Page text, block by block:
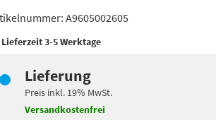
A9605002605
Lieferzeit3-5 Werktage
Lieferung
Preis inkl. 19% MwSt.
Versandkostenfrei